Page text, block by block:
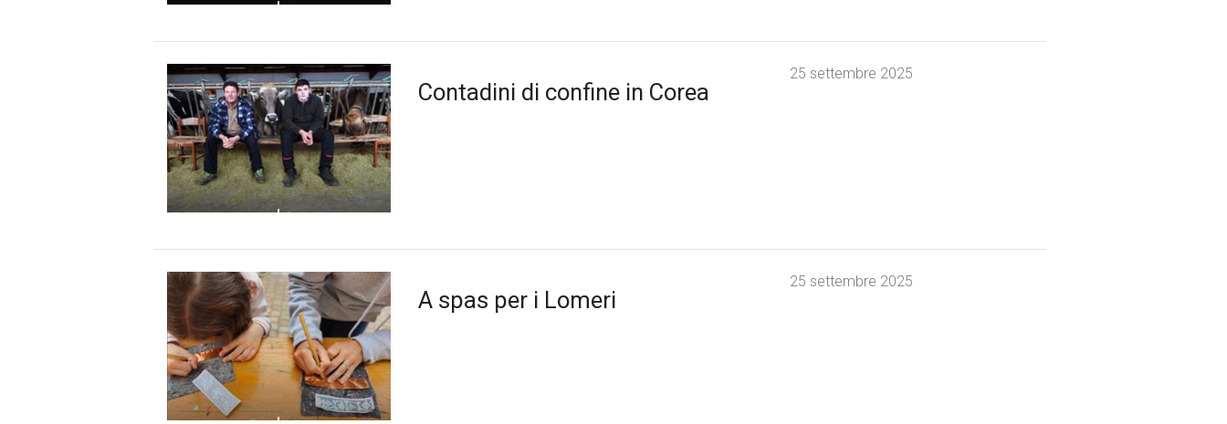
Contadini di confine in Corea
25 settembre 2025
A spas per i Lomeri
25 settembre 2025